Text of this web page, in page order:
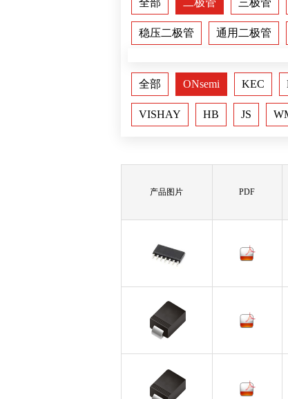
全部 二极管 三极管
稳压二极管 通用二极管
全部 ONsemi KEC
VISHAY HB JS
产品图片 PDF